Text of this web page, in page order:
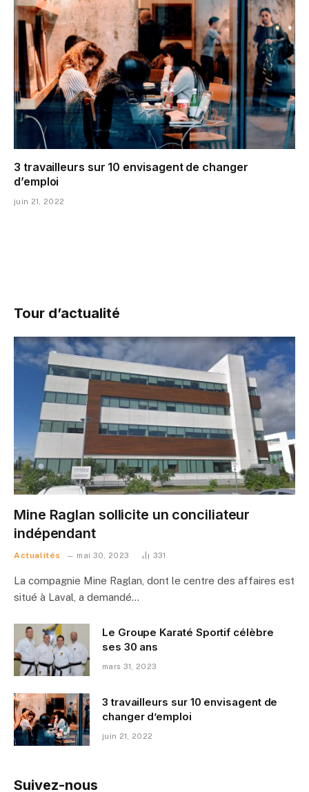
3 travailleurs sur 10 envisagent de changer
d’emploi
juin 21, 2022
Tour d’actualité
Mine Raglan sollicite un conciliateur
indépendant
Actualités mai 30, 2023 331
La compagnie Mine Raglan, dont le centre des affaires est
situé à Laval, a demandé…
Le Groupe Karaté Sportif célèbre
ses 30 ans
mars 31, 2023
3 travailleurs sur 10 envisagent de
changer d’emploi
juin 21, 2022
Suivez-nous